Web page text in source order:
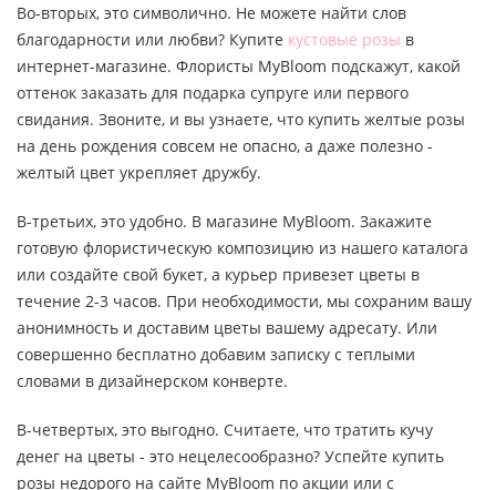
Во-вторых, это символично. Не можете найти слов
благодарности или любви? Купите кустовые розы в
интернет-магазине. Флористы MyBloom подскажут, какой
оттенок заказать для подарка супруге или первого
свидания. Звоните, и вы узнаете, что купить желтые розы
на день рождения совсем не опасно, а даже полезно -
желтый цвет укрепляет дружбу.
В-третьих, это удобно. В магазине MyBloom. Закажите
готовую флористическую композицию из нашего каталога
или создайте свой букет, а курьер привезет цветы в
течение 2-3 часов. При необходимости, мы сохраним вашу
анонимность и доставим цветы вашему адресату. Или
совершенно бесплатно добавим записку с теплыми
словами в дизайнерском конверте.
В-четвертых, это выгодно. Считаете, что тратить кучу
денег на цветы - это нецелесообразно? Успейте купить
розы недорого на сайте MyBloom по акции или с